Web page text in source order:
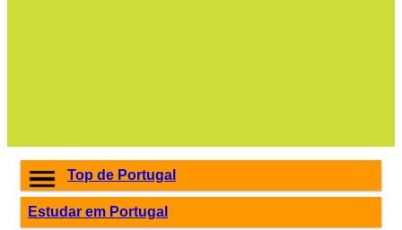
Top de Portugal
Estudar em Portugal